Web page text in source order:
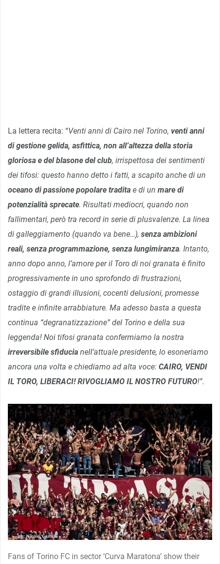
La lettera recita: “Venti anni di Cairo nel Torino, venti anni
di gestione gelida, asfittica, non all’altezza della storia
gloriosa e del blasone del club, irrispettosa dei sentimenti
dei tifosi: questo hanno detto i fatti, a scapito anche di un
oceano di passione popolare tradita e di un mare di
potenzialità sprecate. Risultati mediocri, quando non
fallimentari, però tra record in serie di plusvalenze. La linea
di galleggiamento (quando va bene…), senza ambizioni
reali, senza programmazione, senza lungimiranza. Intanto,
anno dopo anno, l’amore per il Toro di noi granata è finito
progressivamente in uno sprofondo di frustrazioni,
ostaggio di grandi illusioni, cocenti delusioni, promesse
tradite e infinite arrabbiature. Ma adesso basta a questa
continua “degranatizzazione” del Torino e della sua
leggenda! Noi tifosi granata confermiamo la nostra
irreversibile sfiducia nell’attuale presidente, lo esoneriamo
ancora una volta e chiediamo ad alta voce: CAIRO, VENDI
IL TORO, LIBERACI! RIVOGLIAMO IL NOSTRO FUTURO!”.
Fans of Torino FC in sector ‘Curva Maratona’ show their